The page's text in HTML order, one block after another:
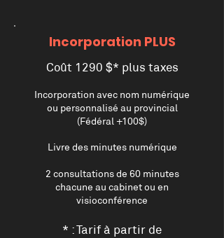
Incorporation PLUS
Coût 1290 $* plus taxes
Incorporation avec nom numérique
ou personnalisé au provincial
(Fédéral +100$)
Livre des minutes numérique
2 consultations de 60 minutes
chacune au cabinet ou en
visioconférence
* : Tarif à partir de